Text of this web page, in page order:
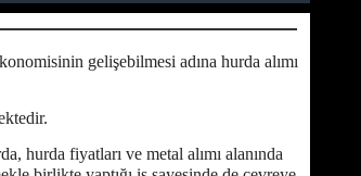
gelişebilmesi adına hurda alımı
hurda fiyatları ve metal alımı alanında